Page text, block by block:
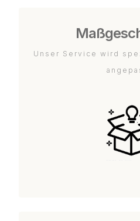
Unser Service wird